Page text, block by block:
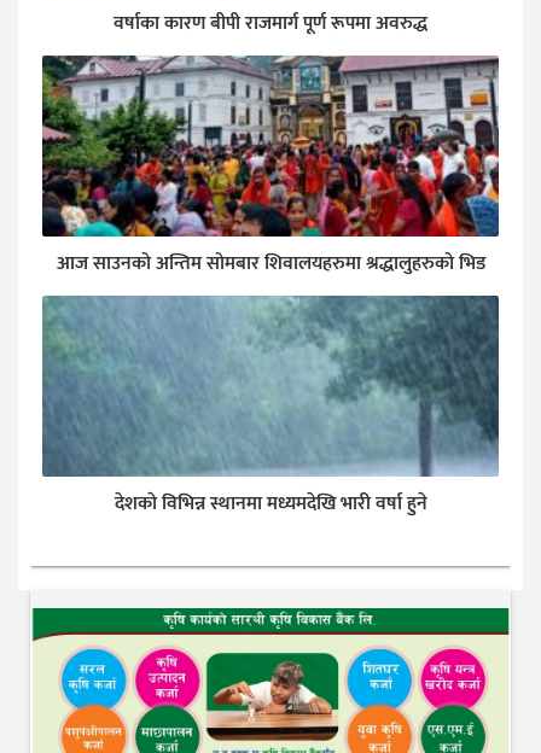
वर्षाका कारण बीपी राजमार्ग पूर्ण रूपमा अवरुद्ध
आज साउनको अन्तिम सोमबार शिवालयहरुमा श्रद्धालुहरुको भिड
देशकाे विभिन्न स्थानमा मध्यमदेखि भारी वर्षा हुने